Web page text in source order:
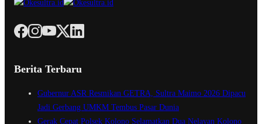
Berita Terbaru
Gubernur ASR Resmikan GETRA, Sultra Maimo 2026 Dipacu
Jadi Gerbang UMKM Tembus Pasar Dunia
Gerak Cepat Polsek Kolono Selamatkan Dua Nelayan Kolono